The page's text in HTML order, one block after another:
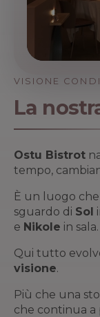
VISIONE
La
Ostu Bistrot
tempo,
È un luogo
sguardo di Sol
e Nikole in sala.
Qui tutto
visione.
Più che una
che continua a